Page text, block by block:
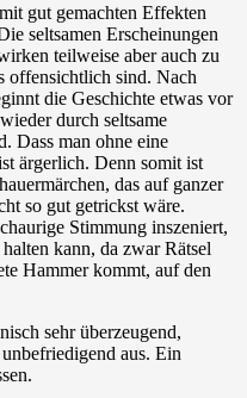
gut gemachten Effekten
seltsamen Erscheinungen
teilweise aber auch zu
offensichtlich sind. Nach
die Geschichte etwas vor
durch seltsame
Dass man ohne eine
ärgerlich. Denn somit ist
das auf ganzer
so gut getrickst wäre.
Stimmung inszeniert,
kann, da zwar Rätsel
Hammer kommt, auf den
sehr überzeugend,
aus. Ein